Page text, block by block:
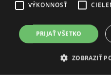
VÝKONNOSŤ
PRIJAŤ VŠETKO
ZOBRAZIŤ